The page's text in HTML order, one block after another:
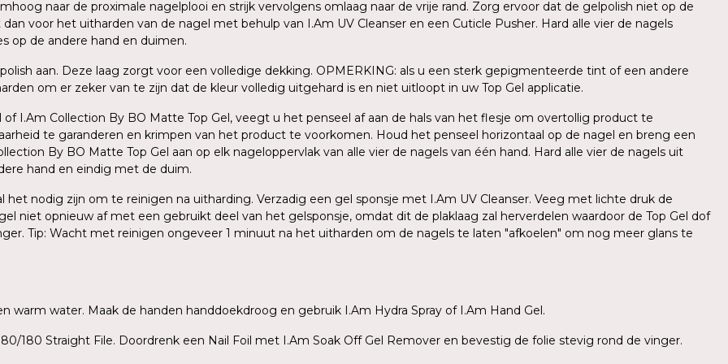
naar de proximale nagelplooi en strijk vervolgens omlaag naar de vrije rand. Zorg ervoor dat de gelpolish niet op de
voor het uitharden van de nagel met behulp van I.Am UV Cleanser en een Cuticle Pusher. Hard alle vier de nagels
op de andere hand en duimen.
aan. Deze laag zorgt voor een volledige dekking. OPMERKING: als u een sterk gepigmenteerde tint of een andere
om er zeker van te zijn dat de kleur volledig uitgehard is en niet uitloopt in uw Top Gel applicatie.
I.Am Collection By BO Matte Top Gel, veegt u het penseel af aan de hals van het flesje om overtollig product te
te garanderen en krimpen van het product te voorkomen. Houd het penseel horizontaal op de nagel en breng een
By BO Matte Top Gel aan op elk nageloppervlak van alle vier de nagels van één hand. Hard alle vier de nagels uit
hand en eindig met de duim.
het nodig zijn om te reinigen na uitharding. Verzadig een gel sponsje met I.Am UV Cleanser. Veeg met lichte druk de
niet opnieuw af met een gebruikt deel van het gelsponsje, omdat dit de plaklaag zal herverdelen waardoor de Top Gel dof
Tip: Wacht met reinigen ongeveer 1 minuut na het uitharden om de nagels te laten "afkoelen" om nog meer glans te
warm water. Maak de handen handdoekdroog en gebruik I.Am Hydra Spray of I.Am Hand Gel.
180 Straight File. Doordrenk een Nail Foil met I.Am Soak Off Gel Remover en bevestig de folie stevig rond de vinger.